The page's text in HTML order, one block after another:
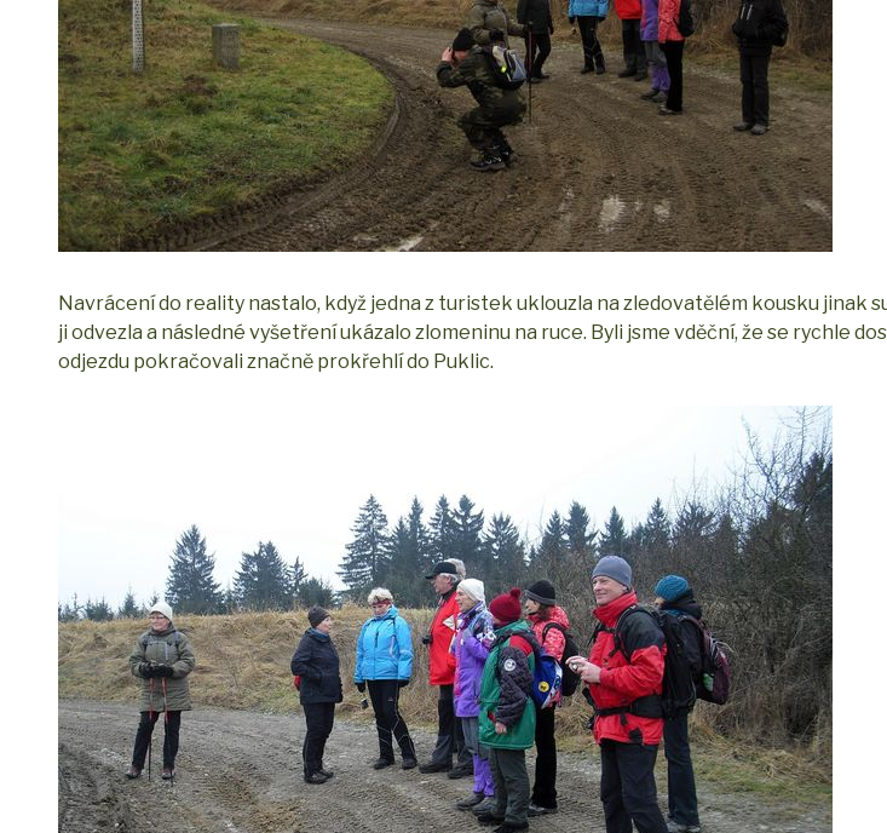
Navrácení do reality nastalo, když jedna z turistek uklouzla na zledovatělém kousku jinak
ji odvezla a následné vyšetření ukázalo zlomeninu na ruce. Byli jsme vděční, že se rychle
odjezdu pokračovali značně prokřehlí do Puklic.